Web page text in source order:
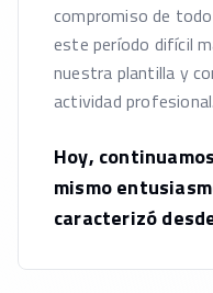
compromiso de
este período difícil
nuestra plantilla y
actividad profesional.
Hoy,
mismo
caracterizó